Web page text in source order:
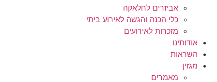
אביזרים לחלאקה
כלי הכנה והגשה לאירוע ביתי
מזכרות לאירועים
אודותינו
השראות
מגזין
מאמרים